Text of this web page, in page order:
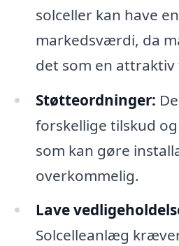
solceller kan have
markedsværdi, da
det som en
Støtteordninger:
forskellige tilskud
som kan gøre
overkommelig.
Lave
Solcelleanlæg